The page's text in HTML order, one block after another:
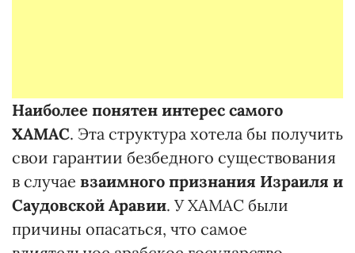
Наиболее понятен интерес самого
ХАМАС. Эта структура хотела бы получить
свои гарантии безбедного существования
в случае взаимного признания Израиля и
Саудовской Аравии. У ХАМАС были
причины опасаться, что самое